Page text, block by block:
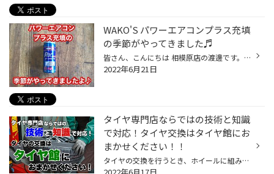
WAKO'S パワーエアコンプラス充填
の季節がやってきました♬
皆さん、こんにちは 相模原店の渡邊です。 今年もこの季節がやってきましたね(^^♪ そうです！WAKO’Sさんの パワーエアコンプラス（エアコンガス添加剤）の 充填時期です(*^^)v 私も毎年充填しエアコンの調子もバッチリで 快適に夏を過ごしております♪ 本日はマツダ ロードスターの パワーエアコンプ...
2022年6月21日
タイヤ専門店ならではの技術と知識
で対応！タイヤ交換はタイヤ館にお
まかせください！！
タイヤの交換を行うとき、ホイールに組み付けてあるタイヤをそのまま交換するのであれば、お店に頼まず自分で交換する方も多いと思いますが、タイヤを新しく購入して今履いているホイールに組み替えるとなると、なかなかご自身ではできませんよね。 そんな時は、タイヤを購入したお店でタイヤとホイ...